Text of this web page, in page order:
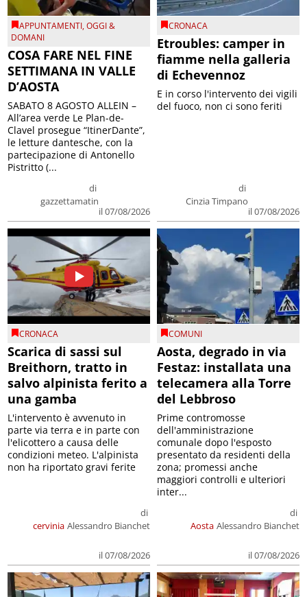
APPUNTAMENTI,OGGI &
DOMANI
COSA FARE NEL FINE
SETTIMANA IN VALLE
D’AOSTA
di
gazzettamatin
il 07/08/2026
SABATO 8 AGOSTO ALLEIN –
All’area verde Le Plan-de-
Clavel prosegue “ItinerDante”,
le letture dantesche, con la
partecipazione di Antonello
Pistritto (...
CRONACA
Etroubles: camper in
fiamme nella galleria
di Echevennoz
di
Cinzia Timpano
il 07/08/2026
E in corso l'intervento dei vigili
del fuoco, non ci sono feriti
CRONACA
Scarica di sassi sul
Breithorn, tratto in
salvo alpinista ferito a
una gamba
cervinia
di
Alessandro Bianchet
il 07/08/2026
L'intervento è avvenuto in
parte via terra e in parte con
l'elicottero a causa delle
condizioni meteo. L'alpinista
non ha riportato gravi ferite
COMUNI
Aosta, degrado in via
Festaz: installata una
telecamera alla Torre
del Lebbroso
Aosta
di
Alessandro Bianchet
il 07/08/2026
Prime contromosse
dell'amministrazione
comunale dopo l'esposto
presentato da residenti della
zona; promessi anche
maggiori controlli e ulteriori
inter...